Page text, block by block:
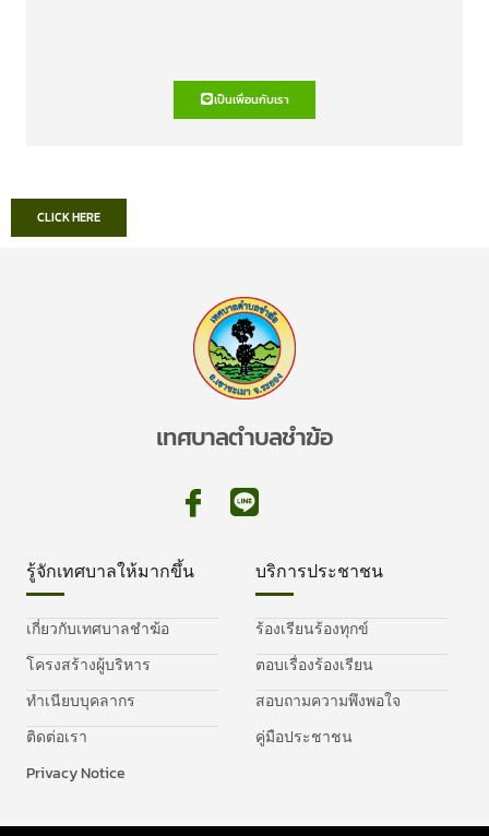
เป็นเพื่อนกับเรา
CLICK HERE
เทศบาลตำบลชำฆ้อ
รู้จักเทศบาลให้มากขึ้น
เกี่ยวกับเทศบาลชำฆ้อ
โครงสร้างผู้บริหาร
ทำเนียบบุคลากร
ติดต่อเรา
Privacy Notice
บริการประชาชน
ร้องเรียนร้องทุกข์
ตอบเรื่องร้องเรียน
สอบถามความพึงพอใจ
คู่มือประชาชน